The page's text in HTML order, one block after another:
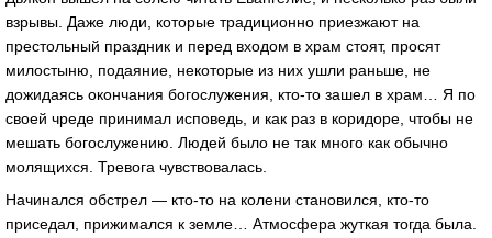
взрывы. Даже люди, которые традиционно приезжают на
престольный праздник и перед входом в храм стоят, просят
милостыню, подаяние, некоторые из них ушли раньше, не
дожидаясь окончания богослужения, кто-то зашел в храм… Я по
своей чреде принимал исповедь, и как раз в коридоре, чтобы не
мешать богослужению. Людей было не так много как обычно
молящихся. Тревога чувствовалась.
Начинался обстрел — кто-то на колени становился, кто-то
приседал, прижимался к земле… Атмосфера жуткая тогда была.